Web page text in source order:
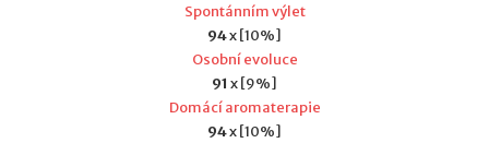
Spontánním výlet
94x [10%]
Osobní evoluce
91 x [9%]
Domácí aromaterapie
94x [10%]